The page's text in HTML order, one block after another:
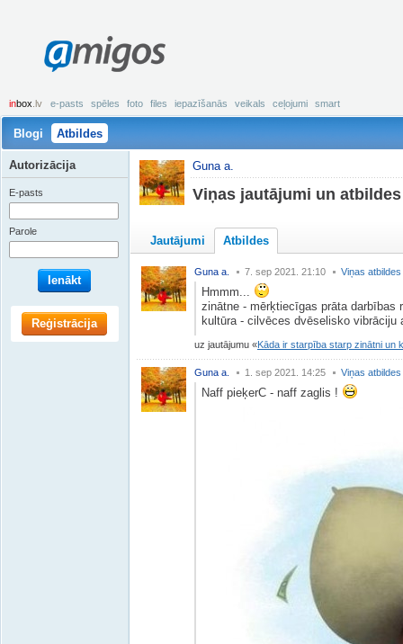
amigos
inbox .lv e-pasts spēles foto files iepazīšanās veikals ceļojumi smart
Blogi Atbildes
Guna a.
Viņas jautājumi un atbildes
Jautājumi Atbildes
Guna a. 7. sep 2021. 21:10 Viņas atbildes
Hmmm...
zinātne - mērķtiecīgas prāta darbības
kultūra - cilvēces dvēselisko
uz jautājumu Kāda ir starpība starp zinātni un
Guna a. 1. sep 2021. 14:25 Viņas atbildes
Naff pieķerC - naff zaglis !
Autorizācija
E-pasts
Parole
Ienākt
Reģistrācija